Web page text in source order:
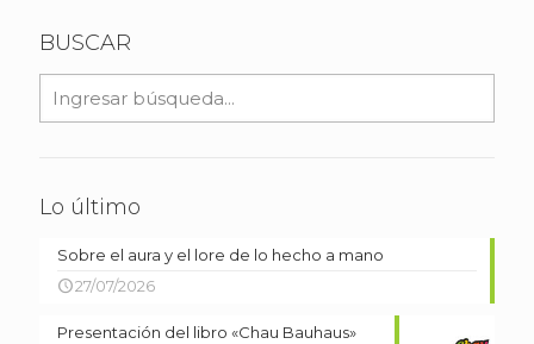
BUSCAR
Lo último
Sobre el aura y el lore de lo hecho a mano
27/07/2026
Presentación del libro «Chau Bauhaus»